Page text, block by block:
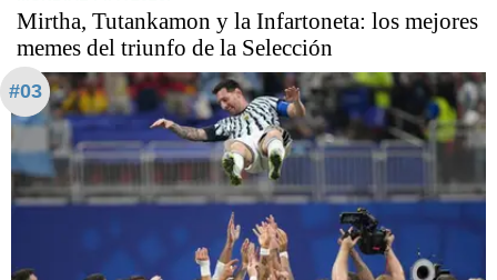
Mirtha, Tutankamon y la Infartoneta: los mejores
memes del triunfo de la Selección
#03